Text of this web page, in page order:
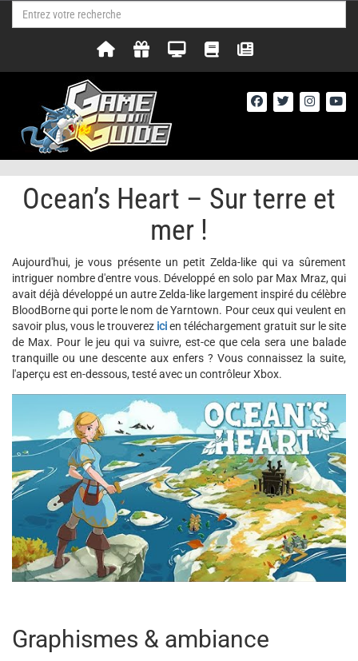
Ocean’s Heart – Sur terre et
mer !
Aujourd'hui, je vous présente un petit Zelda-like qui va sûrement
intriguer nombre d'entre vous. Développé en solo par Max Mraz, qui
avait déjà développé un autre Zelda-like largement inspiré du célèbre
BloodBorne qui porte le nom de Yarntown. Pour ceux qui veulent en
savoir plus, vous le trouverez icien téléchargement gratuit sur le site
de Max. Pour le jeu qui va suivre, est-ce que cela sera une balade
tranquille ou une descente aux enfers ? Vous connaissez la suite,
l'aperçu est en-dessous, testé avec un contrôleur Xbox.
Graphismes & ambiance